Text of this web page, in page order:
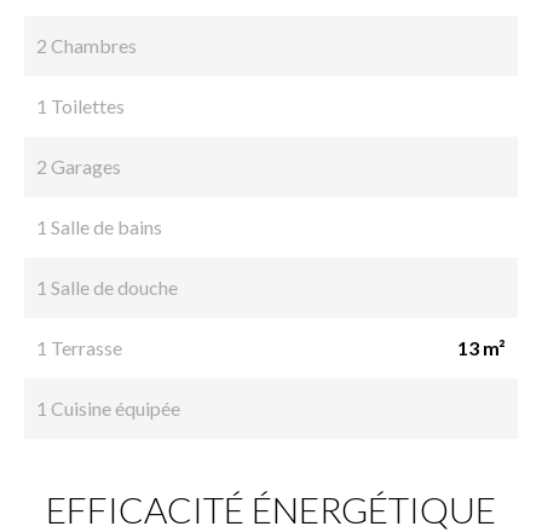
2 Chambres
1 Toilettes
2 Garages
1 Salle de bains
1 Salle de douche
1 Terrasse 13 m²
1 Cuisine équipée
EFFICACITÉ ÉNERGÉTIQUE